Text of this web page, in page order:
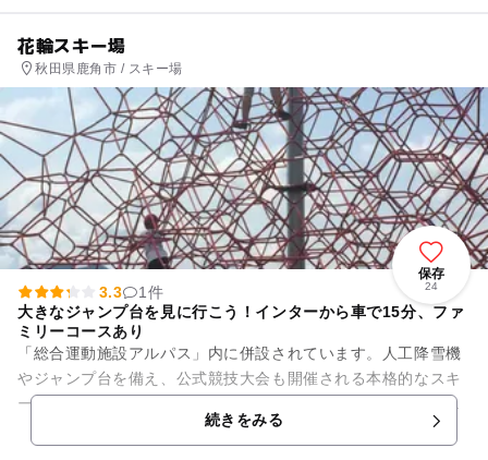
花輪スキー場
秋田県鹿角市 / スキー場
保存
24
3.3
1件
大きなジャンプ台を見に行こう！インターから車で15分、ファ
ミリーコースあり
「総合運動施設アルパス」内に併設されています。人工降雪機
やジャンプ台を備え、公式競技大会も開催される本格的なスキ
ー場のほか、初心者も楽しめるファミリーコースも備えていま
す。ペアリフトが2基、シン...続きをみる